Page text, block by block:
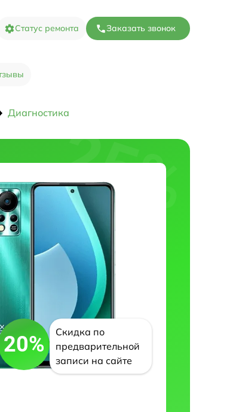
Статус ремонта Заказать звонок
Диагностика
20%
Скидка по
предварительной
записи на сайте